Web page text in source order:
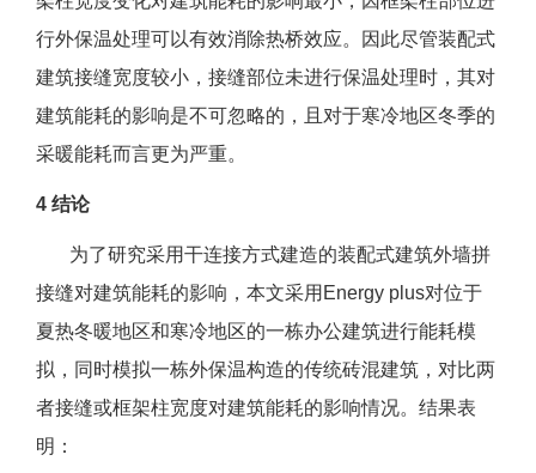
行外保温处理可以有效消除热桥效应。因此尽管装配式
建筑接缝宽度较小，接缝部位未进行保温处理时，其对
建筑能耗的影响是不可忽略的，且对于寒冷地区冬季的
采暖能耗而言更为严重。
4 结论
为了研究采用干连接方式建造的装配式建筑外墙拼
接缝对建筑能耗的影响，本文采用Energy plus对位于
夏热冬暖地区和寒冷地区的一栋办公建筑进行能耗模
拟，同时模拟一栋外保温构造的传统砖混建筑，对比两
者接缝或框架柱宽度对建筑能耗的影响情况。结果表
明：